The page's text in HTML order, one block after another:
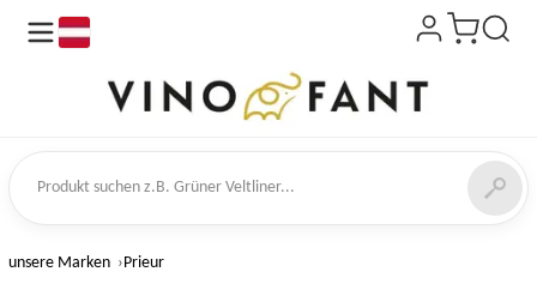
suchen
unsere Marken Prieur